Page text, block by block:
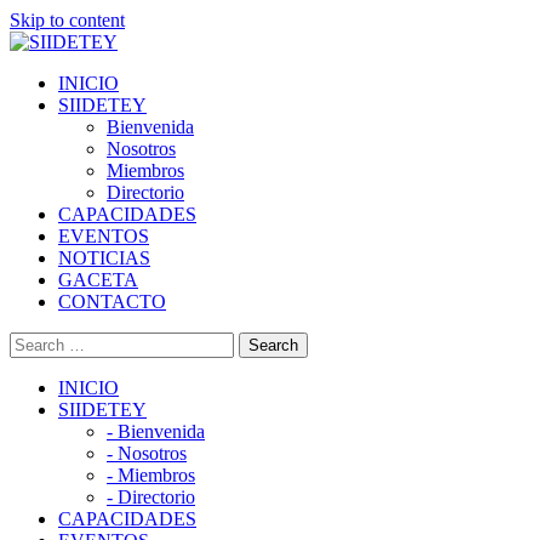
Skip to content
INICIO
SIIDETEY
Bienvenida
Nosotros
Miembros
Directorio
CAPACIDADES
EVENTOS
NOTICIAS
GACETA
CONTACTO
INICIO
SIIDETEY
- Bienvenida
- Nosotros
- Miembros
- Directorio
CAPACIDADES